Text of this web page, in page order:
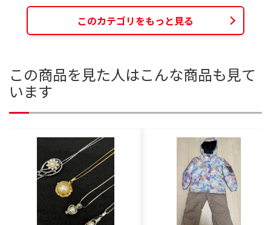
このカテゴリをもっと見る
この商品を見た人はこんな商品も見て
います